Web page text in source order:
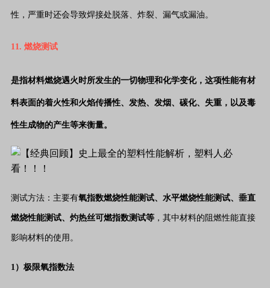
性，严重时还会导致焊接处脱落、炸裂、漏气或漏油。
11. 燃烧测试
是指材料燃烧遇火时所发生的一切物理和化学变化，这项性能有材
料表面的着火性和火焰传播性、发热、发烟、碳化、失重，以及毒
性生成物的产生等来衡量。
测试方法：主要有氧指数燃烧性能测试、水平燃烧性能测试、垂直
燃烧性能测试、灼热丝可燃指数测试等 ，其中材料的阻燃性能直接
影响材料的使用。
1）极限氧指数法